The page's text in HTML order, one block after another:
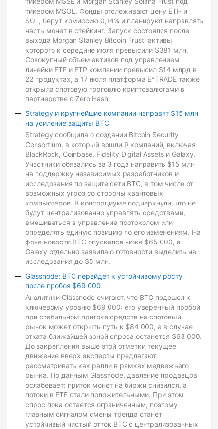
тикером MSOL. Фонды отслеживают цену ETH и
SOL, берут комиссию 0,14% и планируют направлять
часть монет в стейкинг. Запуск состоялся после
выхода Morgan Stanley Bitcoin Trust, активы
которого к середине июля превысили $381 млн.
Совокупный объем активов под управлением
линейки ETF и ETP компании превысил $14 млрд в
22 продуктах, а 17 июля платформа E*TRADE также
открыла спотовую торговлю криптовалютами в
партнерстве с Zero Hash.
Strategy и крупнейшие компании направят $15 млн
на усиление защиты BTC
Strategy сообщила о создании Bitcoin Security
Consortium, в который вошли 9 компаний, включая
BlackRock, Coinbase, Fidelity Digital Assets и Galaxy.
Участники обязались за 3 года направить $15 млн
на поддержку независимых разработчиков и
исследования по защите сети BTC, в том числе от
возможных угроз со стороны квантовых
компьютеров. В консорциуме подчеркнули, что не
будут централизованно управлять средствами,
вмешиваться в управление протоколом или
определять единую позицию по его изменениям. На
фоне новости BTC опускался ниже $65 000, а
Galaxy отдельно заявила о готовности выделить на
исследования до $5 млн.
Glassnode: BTC перейдет к устойчивому росту
после пробоя $69 000
Аналитики Glassnode считают, что BTC подошел к
ключевому уровню $69 000: его уверенный пробой
при стабильном притоке средств на спотовый
рынок может открыть путь к $84 000, а в случае
отката ближайшей зоной спроса останется $63 000.
До закрепления выше этой отметки текущее
движение вверх эксперты предлагают
рассматривать как ралли в рамках медвежьего
рынка. По данным Glassnode, давление продавцов
ослабевает: приток монет на биржи снизился, а
потоки в ETF стали положительными. При этом
спрос пока остается ограниченным, поэтому
главным сигналом смены тренда станет
устойчивый чистый отток BTC с централизованных